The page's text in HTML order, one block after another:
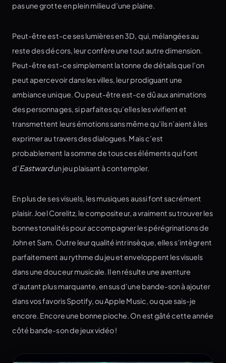
pas une grotte en plein milieu d’une plaine.
Peut-être est-ce ses lumières en 3D, qui, mélangées au
reste des décors, leur confère une tout autre dimension.
Peut-être est-ce simplement la tonne de détails que l’on
peut apercevoir dans les villes, leur prodiguant une
ambiance unique. Ou peut-être est-ce dû aux animations
des personnages, si parfaites qu’elles les vivifient et
transmettent leurs émotions sans même qu’ils n’aient à les
exprimer au travers des dialogues. Mais c’est
probablement la somme de tous ces éléments qui font
d’Eastwardun jeu plaisant à contempler.
En plus de ses visuels, les musiques aussi font sacrément
plaisir. Joel Corelitz, le compositeur, a vraiment su trouver les
bonnes tonalités pour accompagner les pérégrinations de
John et Sam. Outre leur qualité intrinsèque, elles s’intègrent
parfaitement au rythme du jeu et enveloppent les visuels
dans une douceur musicale. Il en résulte une aventure
d’autant plus marquante, en sus d’une bande-son à ajouter
dans vos favoris Spotify, ou Apple Music, ou que sais-je
encore. Encore une bonne pioche. On est gâté cette année
côté bande-son de jeux vidéo !